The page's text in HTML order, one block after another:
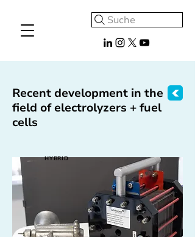
Suche
Recent development in the
field of electrolyzers + fuel
cells
HYBRID